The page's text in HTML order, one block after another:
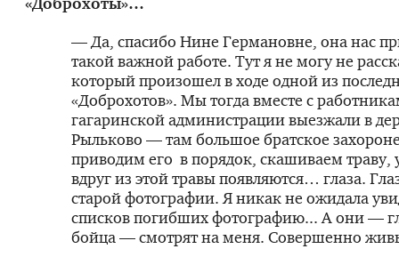
— Да, спасибо Нине Германовне, она нас
такой важной работе. Тут я не могу не
который произошел в ходе одной из
«Доброхотов». Мы тогда вместе с
гагаринской администрации выезжали в
Рыльково — там большое братское
приводим его в порядок, скашиваем траву,
вдруг из этой травы появляются… глаза.
старой фотографии. Я никак не ожидала
списков погибших фотографию... А они —
бойца — смотрят на меня. Совершенно